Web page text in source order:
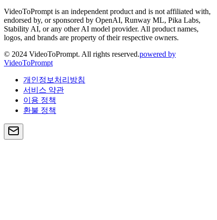
VideoToPrompt is an independent product and is not affiliated with,
endorsed by, or sponsored by OpenAI, Runway ML, Pika Labs,
Stability AI, or any other AI model provider. All product names,
logos, and brands are property of their respective owners.
© 2024 VideoToPrompt. All rights reserved.powered by
VideoToPrompt
개인정보처리방침
서비스 약관
이용 정책
환불 정책